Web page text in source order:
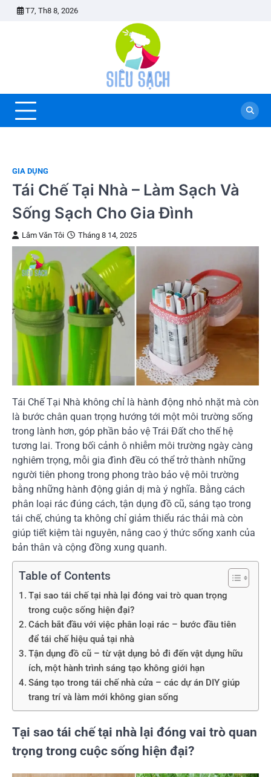
Skip
T7, Th8 8, 2026
GIA DỤNG
Tái Chế Tại Nhà – Làm Sạch Và
Sống Sạch Cho Gia Đình
Lâm Văn Tôi Tháng 8 14, 2025
Tái Chế Tại Nhà không chỉ là hành động nhỏ nhặt mà còn
là bước chân quan trọng hướng tới một môi trường sống
trong lành hơn, góp phần bảo vệ Trái Đất cho thế hệ
tương lai. Trong bối cảnh ô nhiễm môi trường ngày càng
nghiêm trọng, mỗi gia đình đều có thể trở thành những
người tiên phong trong phong trào bảo vệ môi trường
bằng những hành động giản dị mà ý nghĩa. Bằng cách
phân loại rác đúng cách, tận dụng đồ cũ, sáng tạo trong
tái chế, chúng ta không chỉ giảm thiểu rác thải mà còn
giúp tiết kiệm tài nguyên, nâng cao ý thức sống xanh của
bản thân và cộng đồng xung quanh.
Table of Contents
Tại sao tái chế tại nhà lại đóng vai trò quan trọng
trong cuộc sống hiện đại?
Cách bắt đầu với việc phân loại rác – bước đầu tiên
để tái chế hiệu quả tại nhà
Tận dụng đồ cũ – từ vật dụng bỏ đi đến vật dụng hữu
ích, một hành trình sáng tạo không giới hạn
Sáng tạo trong tái chế nhà cửa – các dự án DIY giúp
trang trí và làm mới không gian sống
Tại sao tái chế tại nhà lại đóng vai trò quan
trọng trong cuộc sống hiện đại?